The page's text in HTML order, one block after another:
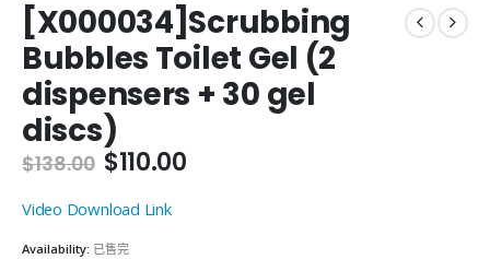
[X000034]Scrubbing
Bubbles Toilet Gel (2
dispensers + 30 gel
discs)
$138.00 Original
was:
$138.00.
$110.00Current
Video Download Link
Availability: 已售完